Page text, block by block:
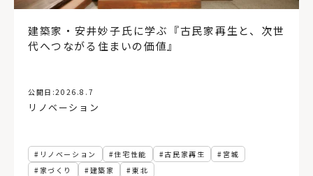
建築家・安井妙子氏に学ぶ『古民家再生と、次世
代へつながる住まいの価値』
公開日:2026.8.7
リノベーション
リノベーション 住宅性能 古民家再生
宮城
家づくり
建築家 東北